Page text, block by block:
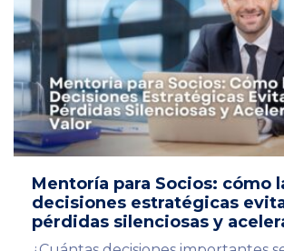
Mentoría para Socios: cómo
decisiones estratégicas
pérdidas silenciosas y